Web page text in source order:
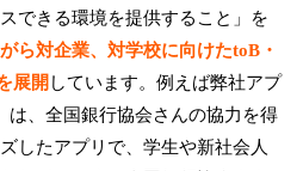
できる環境を提供すること」を
ら対企業、対学校に向けたtoB・
展開 しています。例えば弊社アプ
は、全国銀行協会さんの協力を得
したアプリで、学生や新社会人